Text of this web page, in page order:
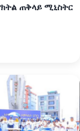
ጠቅላይ ሚኒስትር